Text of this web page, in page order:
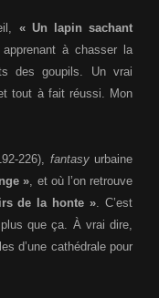
« Un lapin sachant
à chasser la
des goupils. Un vrai
tout à fait réussi. Mon
226), fantasyurbaine
», et où l’on retrouve
de la honte ». C’est
que ça. À vrai dire,
d’une cathédrale pour